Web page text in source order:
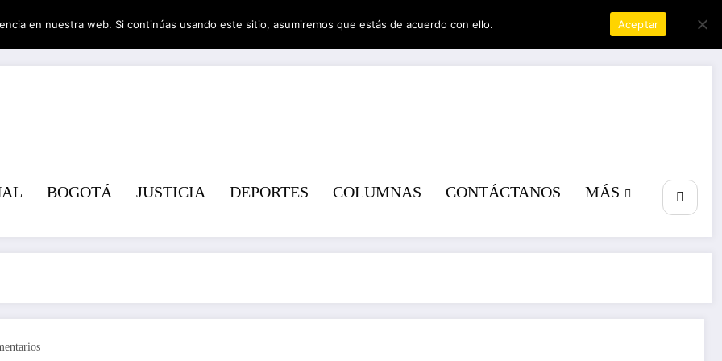
BOGOTÁ JUSTICIA DEPORTES COLUMNAS CONTÁCTANOS MÁS
en nuestra web. Si continúas usando este sitio, asumiremos que estás de acuerdo con ello. Aceptar